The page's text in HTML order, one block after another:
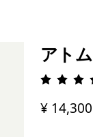
アト
評
¥ 14,300